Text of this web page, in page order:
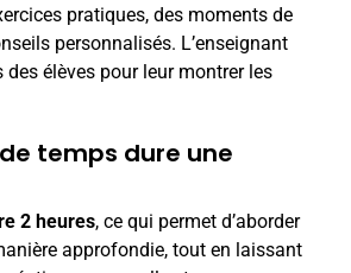
pratiques, des moments de
personnalisés. L’enseignant
des élèves pour leur montrer les
temps dure une
2 heures, ce qui permet d’aborder
approfondie, tout en laissant